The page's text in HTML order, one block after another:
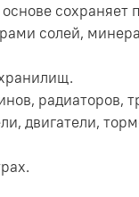
солей,
радиаторов,
двигатели,